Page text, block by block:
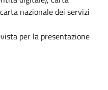
nazionale dei servizi
per la presentazione